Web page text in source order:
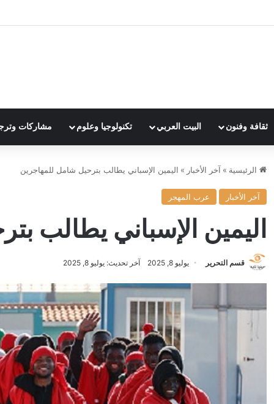
ثقافة وفنون البيت العربي تكنولوجيا وعلوم مشاركات
الرئيسية » آخر الأخبار » اليمين الإسباني يطالب بترحيل شامل للمهاجرين
آخر الأخبار عرب المهجر
اليمين الإسباني يطالب
قسم التحرير يوليو 8, 2025 آخر تحديث: يوليو 8, 2025